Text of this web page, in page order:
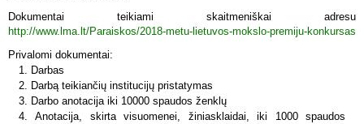
Dokumentai teikiami skaitmeniškai adresu
http://www.lma.lt/Paraiskos/2018-metu-lietuvos-mokslo-premiju-konkursas
Privalomi dokumentai:
Darbas
Darbą teikiančių institucijų pristatymas
Darbo anotacija iki 10000 spaudos ženklų
Anotacija, skirta visuomenei, žiniasklaidai, iki 1000 spaudos